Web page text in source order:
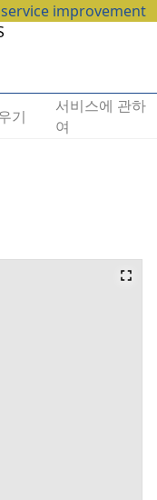
improvement
기
서비스에 관하
여